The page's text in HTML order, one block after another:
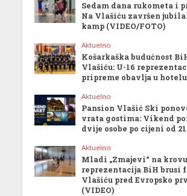
Sedam dana rukometa i
Na Vlašiću završen
kamp (VIDEO/FOTO)
Aktuelno
Košarkaška budućnost
Vlašiću: U-16
pripreme obavlja u hotelu
Aktuelno
Pansion Vlašić Ski
vrata gostima: Vikend
dvije osobe po cijeni od
Aktuelno
Mladi „Zmajevi“ na krovu
reprezentacija BiH brusi
Vlašiću pred Evropsko
(VIDEO)